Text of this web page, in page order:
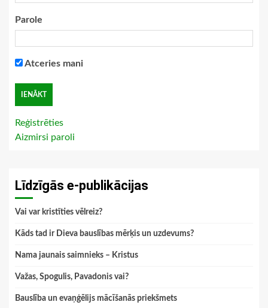
Parole
Atceries mani
Reģistrēties
Aizmirsi paroli
Līdzīgās e-publikācijas
Vai var kristīties vēlreiz?
Kāds tad ir Dieva bauslības mērķis un uzdevums?
Nama jaunais saimnieks – Kristus
Važas, Spogulis, Pavadonis vai?
Bauslība un evaņģēlijs mācīšanās priekšmets